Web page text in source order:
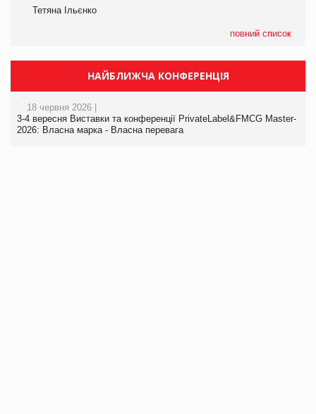
Тетяна Ільєнко
повний список
НАЙБЛИЖЧА КОНФЕРЕНЦІЯ
18 червня 2026 |
3-4 вересня Виставки та конференції PrivateLabel&FMCG Master-
2026: Власна марка - Власна перевага